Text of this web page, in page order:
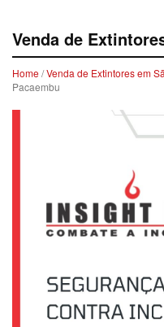
Venda de
Home/Venda de Extintores em
Pacaembu